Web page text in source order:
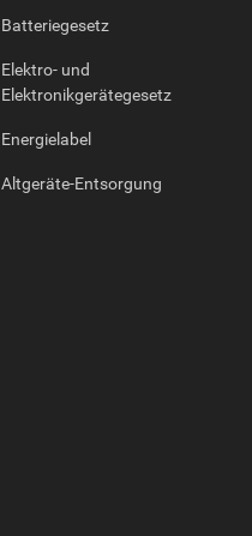
Batteriegesetz
Elektro- und
Elektronikgerätegesetz
Energielabel
Altgeräte-Entsorgung